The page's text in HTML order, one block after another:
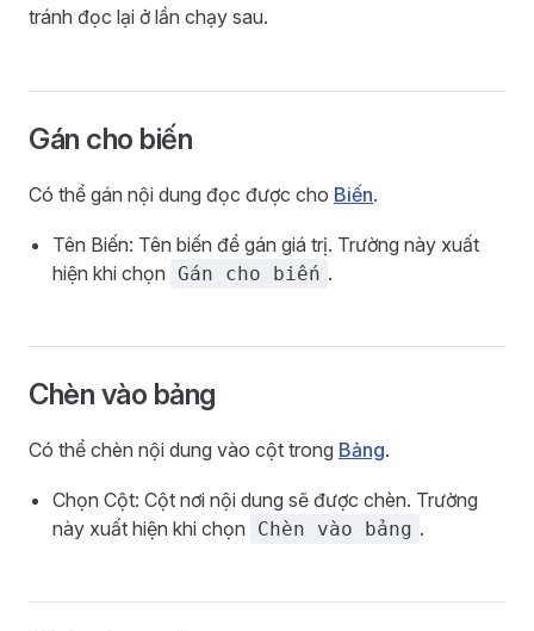
tránh đọc lại ở lần chạy sau.
Gán cho biến
Có thể gán nội dung đọc được cho Biến.
Tên Biến: Tên biến để gán giá trị. Trường này xuất
hiện khi chọn Gán cho biến .
Chèn vào bảng
Có thể chèn nội dung vào cột trong Bảng.
Chọn Cột: Cột nơi nội dung sẽ được chèn. Trường
này xuất hiện khi chọn
Chèn vào bảng .